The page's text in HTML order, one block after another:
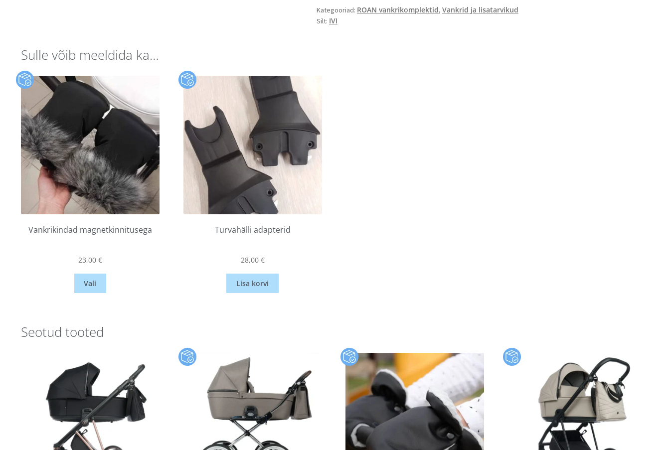
Kategooriad: ROAN vankrikomplektid, Vankrid ja lisatarvikud
Silt: IVI
Sulle võib meeldida ka…
Vankrikindad magnetkinnitusega
23,00 €
Vali
Turvahälli adapterid
28,00 €
Lisa korvi
Seotud tooted